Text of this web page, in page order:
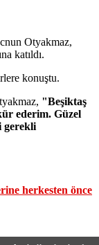
Otyakmaz,
katıldı.
konuştu.
"Beşiktaş
ederim. Güzel
gerekli
herkesten önce